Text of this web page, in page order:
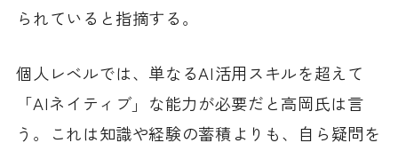
られていると指摘する。
個人レベルでは、単なるAI活用スキルを超えて
「AIネイティブ」な能力が必要だと高岡氏は言
う。これは知識や経験の蓄積よりも、自ら疑問を